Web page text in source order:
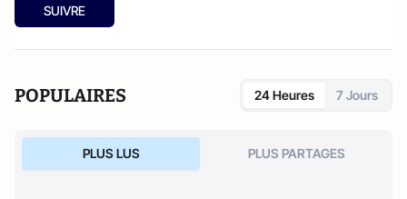
SUIVRE
POPULAIRES 24 Heures 7 Jours
PLUS LUS PLUS PARTAGES